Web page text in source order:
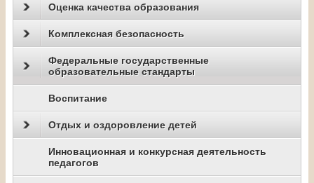
Оценка качества образования
Комплексная безопасность
Федеральные государственные
образовательные стандарты
Воспитание
Отдых и оздоровление детей
Инновационная и конкурсная деятельность
педагогов